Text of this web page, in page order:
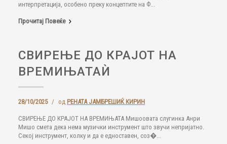
интерпретација, особено преку концептите на Ф...
Прочитај Повеќе
СВИРЕЊЕ ДО КРАЈОТ НА
ВРЕМИЊАТАЍ
28/10/2025 / од РЕНАТА ЈАМБРЕШИЌ КИРИН
СВИРЕЊЕ ДО КРАЈОТ НА ВРЕМИЊАТА Мишоовата слугинка Анри
Мишо смета дека нема музички инструмент што звучи непријатно.
Секој инструмент, колку и да е едноставен, соз�...